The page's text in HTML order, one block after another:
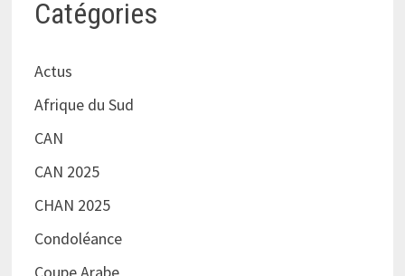
Catégories
Actus
Afrique du Sud
CAN
CAN 2025
CHAN 2025
Condoléance